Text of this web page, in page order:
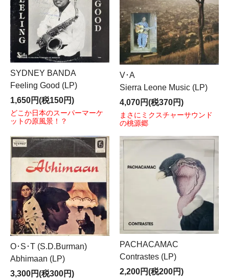
SYDNEY BANDA
Feeling Good (LP)
1,650円(税150円)
どこか日本のスーパーマーケ
ットの原風景！？
V･A
Sierra Leone Music (LP)
4,070円(税370円)
まさにミクスチャーサウンド
の桃源郷
O･S･T (S.D.Burman)
Abhimaan (LP)
3,300円(税300円)
PACHACAMAC
Contrastes (LP)
2,200円(税200円)